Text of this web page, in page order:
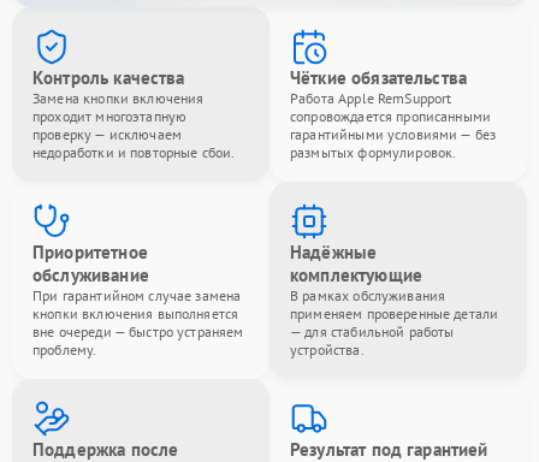
Контроль качества
Замена кнопки включения
проходит многоэтапную
проверку — исключаем
недоработки и повторные сбои.
Чёткие обязательства
Работа Apple RemSupport
сопровождается прописанными
гарантийными условиями — без
размытых формулировок.
Приоритетное
обслуживание
При гарантийном случае замена
кнопки включения выполняется
вне очереди — быстро устраняем
проблему.
Надёжные
комплектующие
В рамках обслуживания
применяем проверенные детали
— для стабильной работы
устройства.
Поддержка после Результат под гарантией